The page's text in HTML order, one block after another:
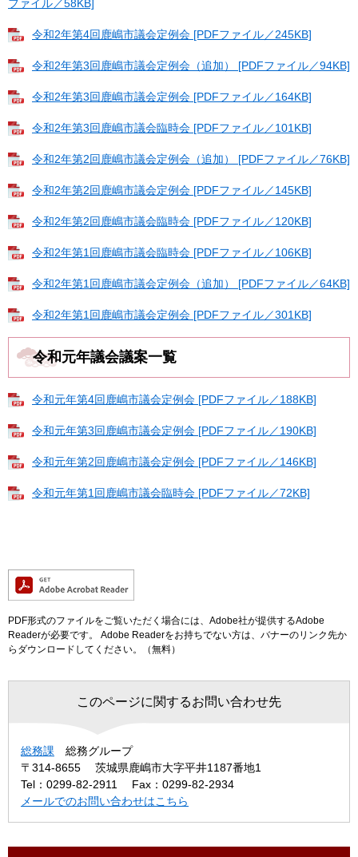
ファイル／58KB]
令和2年第4回鹿嶋市議会定例会 [PDFファイル／245KB]
令和2年第3回鹿嶋市議会定例会（追加） [PDFファイル／94KB]
令和2年第3回鹿嶋市議会定例会 [PDFファイル／164KB]
令和2年第3回鹿嶋市議会臨時会 [PDFファイル／101KB]
令和2年第2回鹿嶋市議会定例会（追加） [PDFファイル／76KB]
令和2年第2回鹿嶋市議会定例会 [PDFファイル／145KB]
令和2年第2回鹿嶋市議会臨時会 [PDFファイル／120KB]
令和2年第1回鹿嶋市議会臨時会 [PDFファイル／106KB]
令和2年第1回鹿嶋市議会定例会（追加） [PDFファイル／64KB]
令和2年第1回鹿嶋市議会定例会 [PDFファイル／301KB]
令和元年議会議案一覧
令和元年第4回鹿嶋市議会定例会 [PDFファイル／188KB]
令和元年第3回鹿嶋市議会定例会 [PDFファイル／190KB]
令和元年第2回鹿嶋市議会定例会 [PDFファイル／146KB]
令和元年第1回鹿嶋市議会臨時会 [PDFファイル／72KB]
PDF形式のファイルをご覧いただく場合には、Adobe社が提供するAdobe
Readerが必要です。
Adobe Readerをお持ちでない方は、バナーのリンク先か
らダウンロードしてください。（無料）
このページに関するお問い合わせ先
総務課
総務グループ
〒314-8655
茨城県鹿嶋市大字平井1187番地1
Tel：0299-82-2911
Fax：0299-82-2934
メールでのお問い合わせはこちら